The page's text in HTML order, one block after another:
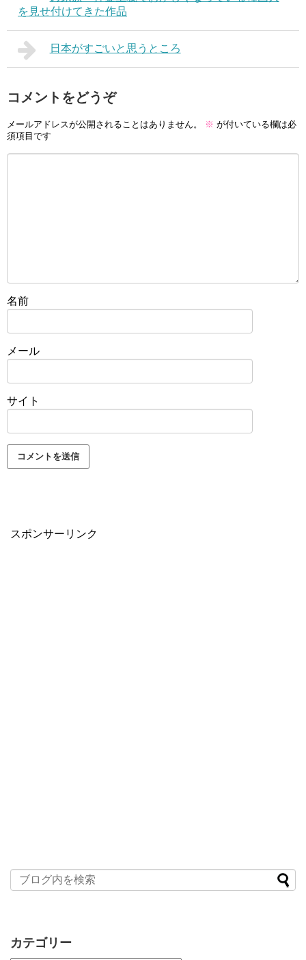
を見せ付けてきた作品
日本がすごいと思うところ
コメントをどうぞ
メールアドレスが公開されることはありません。 ※ が付いている欄は必
須項目です
名前
メール
サイト
スポンサーリンク
カテゴリー